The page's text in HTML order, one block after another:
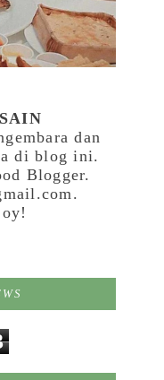
dan
di blog ini.
Blogger.